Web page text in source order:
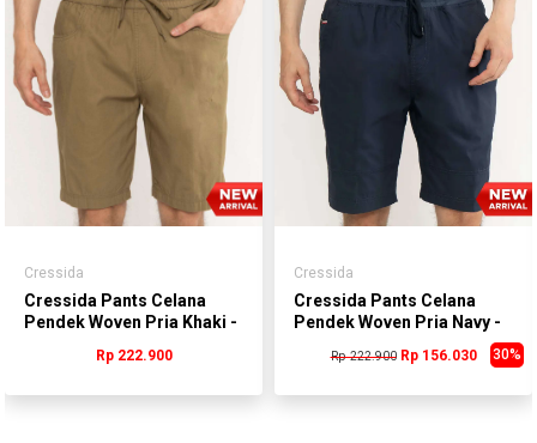
Cressida
Cressida Pants Celana
Pendek Woven Pria Khaki -
Rp 222.900
Cressida
Cressida Pants Celana
Pendek Woven Pria Navy -
Rp 222.900 30%
Rp 156.030